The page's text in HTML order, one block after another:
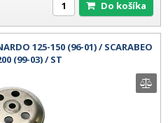
Do košíka
125-150 (96-01) / SCARABEO
(99-03) / ST